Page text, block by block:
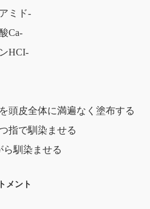
ミド-
Ca-
HCI-
頭皮全体に満遍なく塗布する
指で馴染ませる
ら馴染ませる
メント